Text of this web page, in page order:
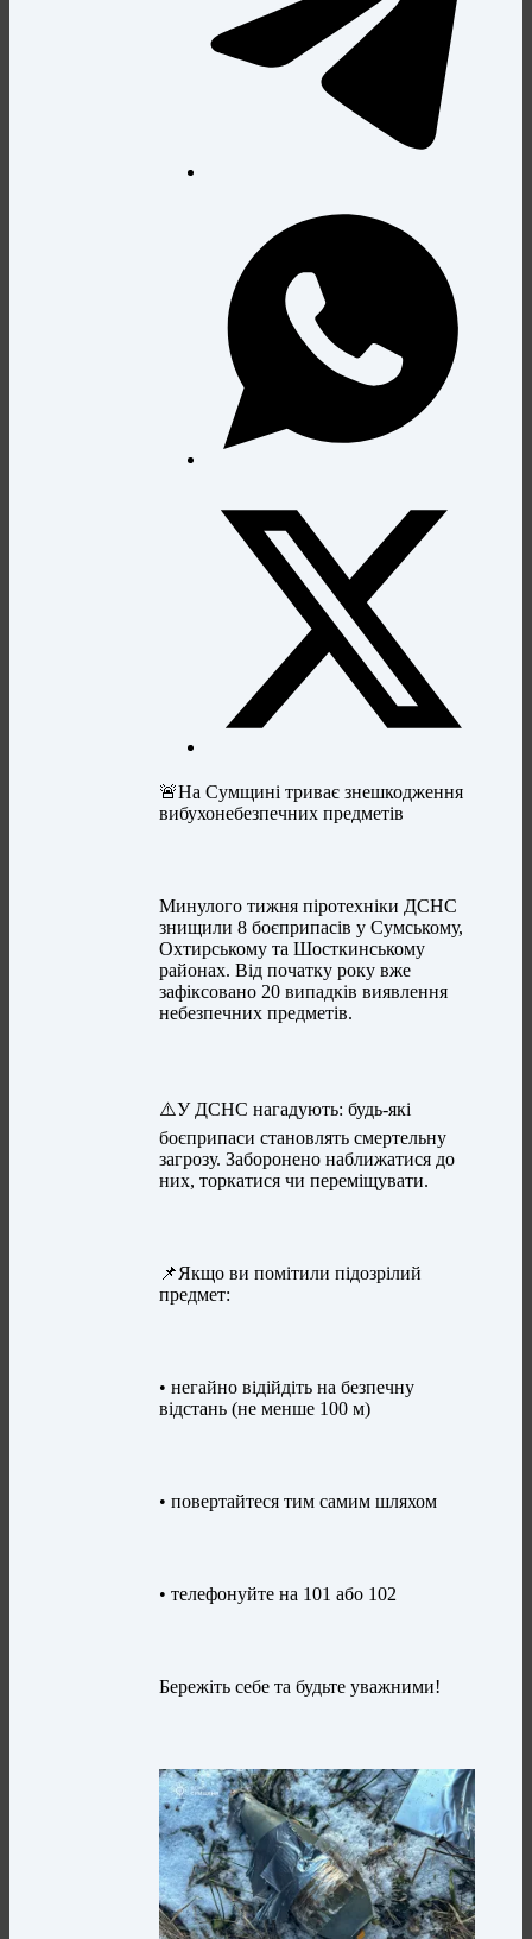
🚨На Сумщині триває знешкодження
вибухонебезпечних предметів
Минулого тижня піротехніки ДСНС
знищили 8 боєприпасів у Сумському,
Охтирському та Шосткинському
районах. Від початку року вже
зафіксовано 20 випадків виявлення
небезпечних предметів.
⚠️У ДСНС нагадують: будь-які
боєприпаси становлять смертельну
загрозу. Заборонено наближатися до
них, торкатися чи переміщувати.
📌Якщо ви помітили підозрілий
предмет:
• негайно відійдіть на безпечну
відстань (не менше 100 м)
• повертайтеся тим самим шляхом
• телефонуйте на 101 або 102
Бережіть себе та будьте уважними!